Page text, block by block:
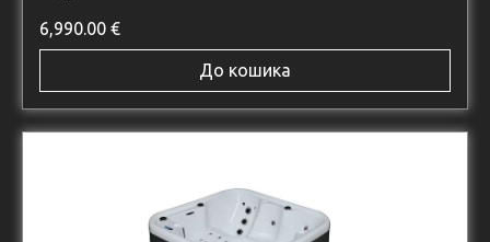
6,990.00 €
До кошика